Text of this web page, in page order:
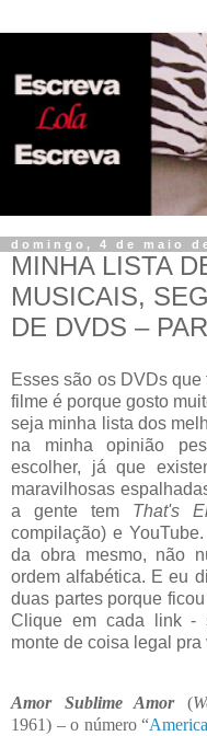
domingo, 4 de maio
MINHA LISTA
MUSICAIS,
DE DVDS –
Esses são os DVDs
filme é porque gosto
seja minha lista dos
na minha opinião
escolher, já que
maravilhosas
a gente tem That's
compilação) e
da obra mesmo, não
ordem alfabética. E eu
duas partes porque
Clique em cada link -
monte de coisa legal pra
Amor Sublime Amor (
1961) – o número “America